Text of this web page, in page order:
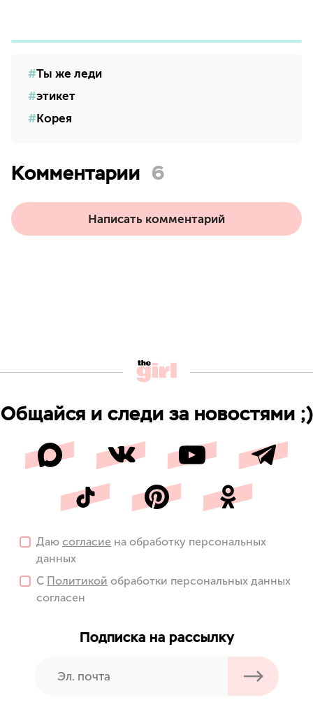
Ты же леди
этикет
Корея
Комментарии 6
Написать комментарий
Общайся и следи за новостями ;)
Даю согласие на обработку персональных
данных
С Политикой обработки персональных данных
согласен
Подписка на рассылку